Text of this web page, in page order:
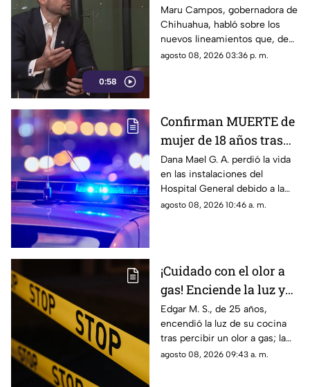
0:58
Chihuahua, advierte
riesgo para la libertad
de expresión
Maru Campos, gobernadora de
Chihuahua, habló sobre los
nuevos lineamientos que, de
acuerdo con su postura,
Gobierno Federal.
agosto 08, 2026 03:36 p. m.
Confirman MUERTE de
mujer de 18 años tras
ser atropellada en
Ciudad Juárez
Dana Mael G. A. perdió la vida
en las instalaciones del
Hospital General debido a la
gravedad de las lesiones
agosto 08, 2026 10:46 a. m.
¡Cuidado con el olor a
gas! Enciende la luz y
genera explosión en
vivienda de Ciudad
Juárez
Edgar M. S., de 25 años,
encendió la luz de su cocina
tras percibir un olor a gas; la
chispante detonación le
agosto 08, 2026 09:43 a. m.